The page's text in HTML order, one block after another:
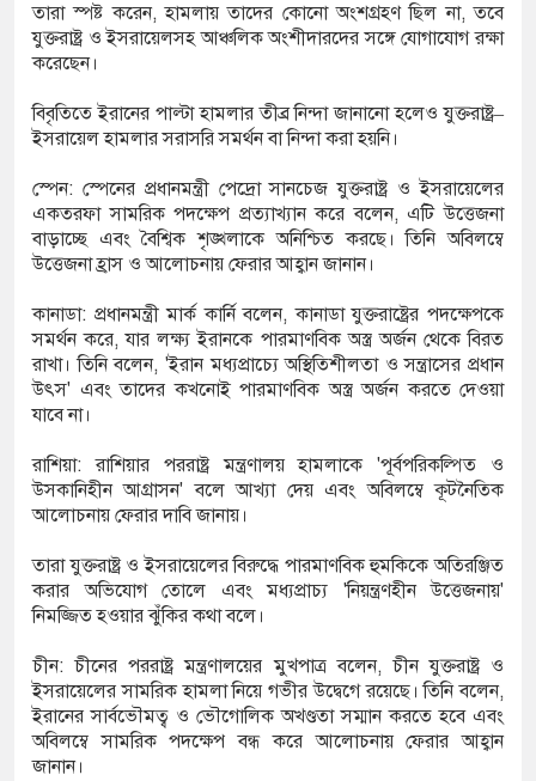
তারা স্পষ্ট করেন, হামলায় তাদের কোনো অংশগ্রহণ ছিল না, তবে
যুক্তরাষ্ট্র ও ইসরায়েলসহ আঞ্চলিক অংশীদারদের সঙ্গে যোগাযোগ রক্ষা
করেছেন।
বিবৃতিতে ইরানের পাল্টা হামলার তীব্র নিন্দা জানানো হলেও যুক্তরাষ্ট্র–
ইসরায়েল হামলার সরাসরি সমর্থন বা নিন্দা করা হয়নি।
স্পেন: স্পেনের প্রধানমন্ত্রী পেদ্রো সানচেজ যুক্তরাষ্ট্র ও ইসরায়েলের
একতরফা সামরিক পদক্ষেপ প্রত্যাখ্যান করে বলেন, এটি উত্তেজনা
বাড়াচ্ছে এবং বৈশ্বিক শৃঙ্খলাকে অনিশ্চিত করছে। তিনি অবিলম্বে
উত্তেজনা হ্রাস ও আলোচনায় ফেরার আহ্বান জানান।
কানাডা: প্রধানমন্ত্রী মার্ক কার্নি বলেন, কানাডা যুক্তরাষ্ট্রের পদক্ষেপকে
সমর্থন করে, যার লক্ষ্য ইরানকে পারমাণবিক অস্ত্র অর্জন থেকে বিরত
রাখা। তিনি বলেন, 'ইরান মধ্যপ্রাচ্যে অস্থিতিশীলতা ও সন্ত্রাসের প্রধান
উৎস' এবং তাদের কখনোই পারমাণবিক অস্ত্র অর্জন করতে দেওয়া
যাবে না।
রাশিয়া: রাশিয়ার পররাষ্ট্র মন্ত্রণালয় হামলাকে 'পূর্বপরিকল্পিত ও
উসকানিহীন আগ্রাসন' বলে আখ্যা দেয় এবং অবিলম্বে কূটনৈতিক
আলোচনায় ফেরার দাবি জানায়।
তারা যুক্তরাষ্ট্র ও ইসরায়েলের বিরুদ্ধে পারমাণবিক হুমকিকে অতিরঞ্জিত
করার অভিযোগ তোলে এবং মধ্যপ্রাচ্য 'নিয়ন্ত্রণহীন উত্তেজনায়'
নিমজ্জিত হওয়ার ঝুঁকির কথা বলে।
চীন: চীনের পররাষ্ট্র মন্ত্রণালয়ের মুখপাত্র বলেন, চীন যুক্তরাষ্ট্র ও
ইসরায়েলের সামরিক হামলা নিয়ে গভীর উদ্বেগে রয়েছে। তিনি বলেন,
ইরানের সার্বভৌমত্ব ও ভৌগোলিক অখণ্ডতা সম্মান করতে হবে এবং
অবিলম্বে সামরিক পদক্ষেপ বন্ধ করে আলোচনায় ফেরার আহ্বান
জানান।